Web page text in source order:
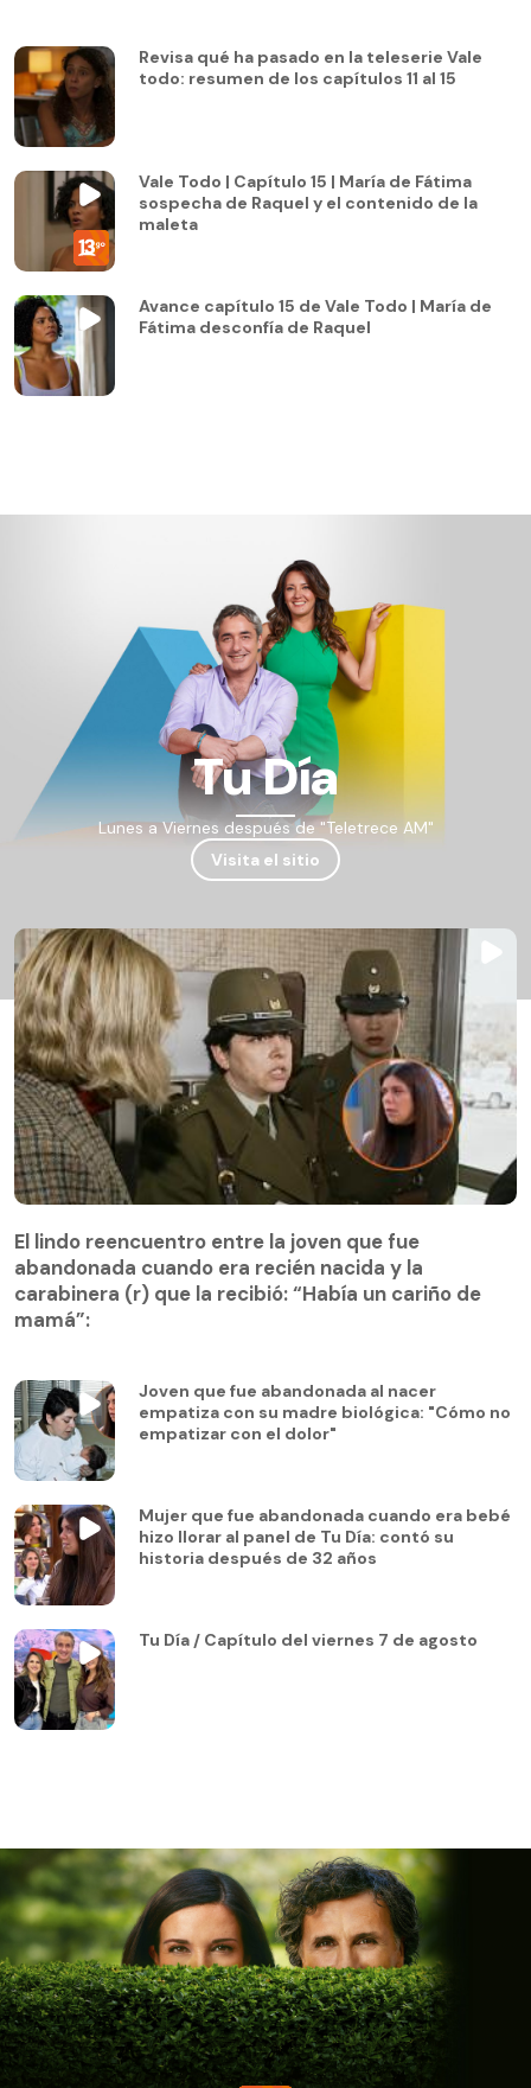
Revisa qué ha pasado en la teleserie Vale
todo: resumen de los capítulos 11 al 15
Vale Todo | Capítulo 15 | María de Fátima
sospecha de Raquel y el contenido de la
maleta
Avance capítulo 15 de Vale Todo | María de
Fátima desconfía de Raquel
Tu Día
Lunes a Viernes después de "Teletrece AM"
Visita el sitio
El lindo reencuentro entre la joven que fue
abandonada cuando era recién nacida y la
carabinera (r) que la recibió: “Había un cariño de
mamá”:
Joven que fue abandonada al nacer
empatiza con su madre biológica: "Cómo no
empatizar con el dolor"
Mujer que fue abandonada cuando era bebé
hizo llorar al panel de Tu Día: contó su
historia después de 32 años
Tu Día / Capítulo del viernes 7 de agosto